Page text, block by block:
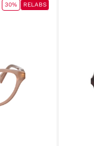
30% RELABS